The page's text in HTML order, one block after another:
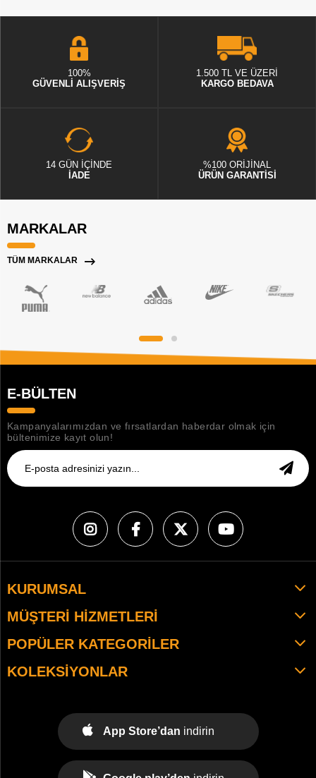
100%
GÜVENLİ ALIŞVERİŞ
1.500 TL VE ÜZERİ
KARGO BEDAVA
14 GÜN İÇİNDE
İADE
%100 ORİJİNAL
ÜRÜN GARANTİSİ
MARKALAR
TÜM MARKALAR
E-BÜLTEN
Kampanyalarımızdan ve fırsatlardan haberdar olmak için
bültenimize kayıt olun!
KURUMSAL
MÜŞTERI HIZMETLERI
POPÜLER KATEGORILER
KOLEKSIYONLAR
App Store’dan indirin